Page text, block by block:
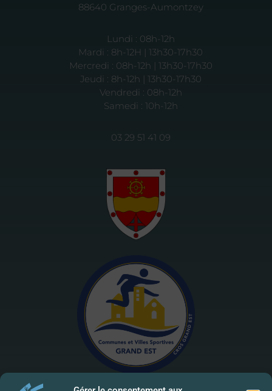
88640 Granges-Aumontzey
Lundi : 08h-12h
Mardi : 8h-12H | 13h30-17h30
Mercredi : 08h-12h | 13h30-17h30
Jeudi : 8h-12h | 13h30-17h30
Vendredi : 08h-12h
Samedi : 10h-12h
03 29 51 41 09